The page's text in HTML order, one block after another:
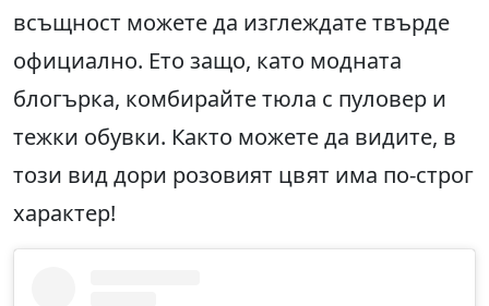
всъщност можете да изглеждате твърде
официално. Ето защо, като модната
блогърка, комбирайте тюла с пуловер и
тежки обувки. Както можете да видите, в
този вид дори розовият цвят има по-строг
характер!